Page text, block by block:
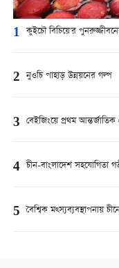
1 কুইচৌ বিচিয়ে'র
2 নুওচি পাহাড় উন্নয়নের গল্প
3 বেইজিংয়ে প্রথম আন্তর্জাতিক
4 চীন-বাংলাদেশ সহযোগিতা
5 বৈশ্বিক মত্স্যব্যবস্থাপনায়